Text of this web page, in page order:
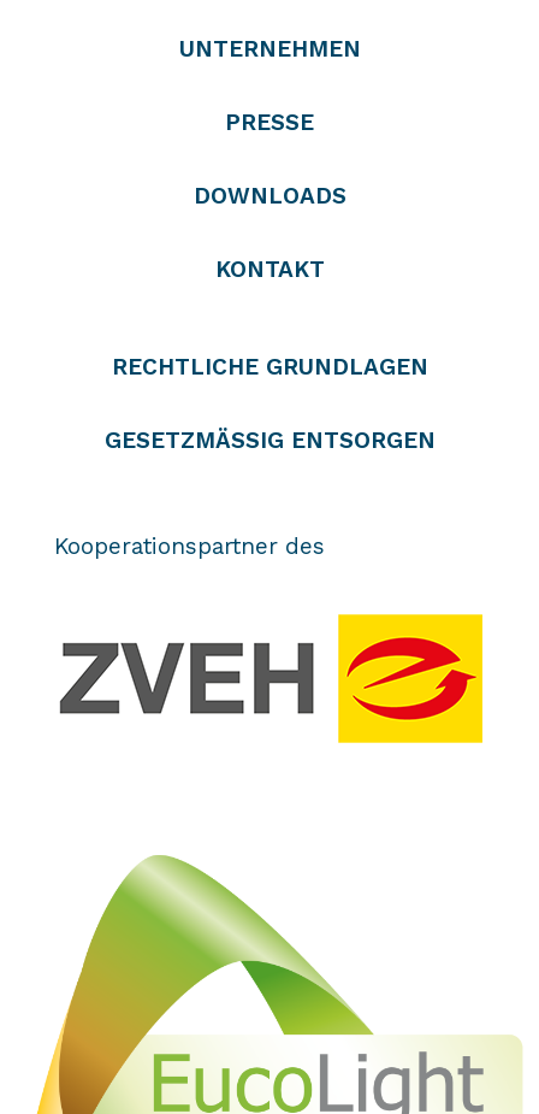
UNTERNEHMEN
PRESSE
DOWNLOADS
KONTAKT
RECHTLICHE GRUNDLAGEN
GESETZMÄSSIG ENTSORGEN
Kooperationspartner des